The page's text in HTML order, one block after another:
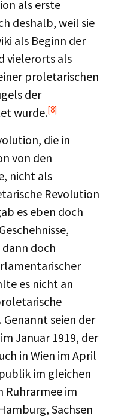
als erste
deshalb, weil sie
als Beginn der
vielerorts als
proletarischen
der
wurde.[8]
die in
von den
nicht als
Revolution
es eben doch
doch
es nicht an
seien der
Januar 1919, der
in Wien im April
im gleichen
Ruhrarmee im
Sachsen